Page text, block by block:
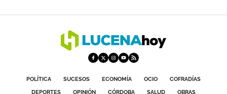
POLÍTICA SUCESOS ECONOMÍA OCIO
COFRADÍAS
DEPORTES
OPINIÓN CÓRDOBA SALUD
OBRAS